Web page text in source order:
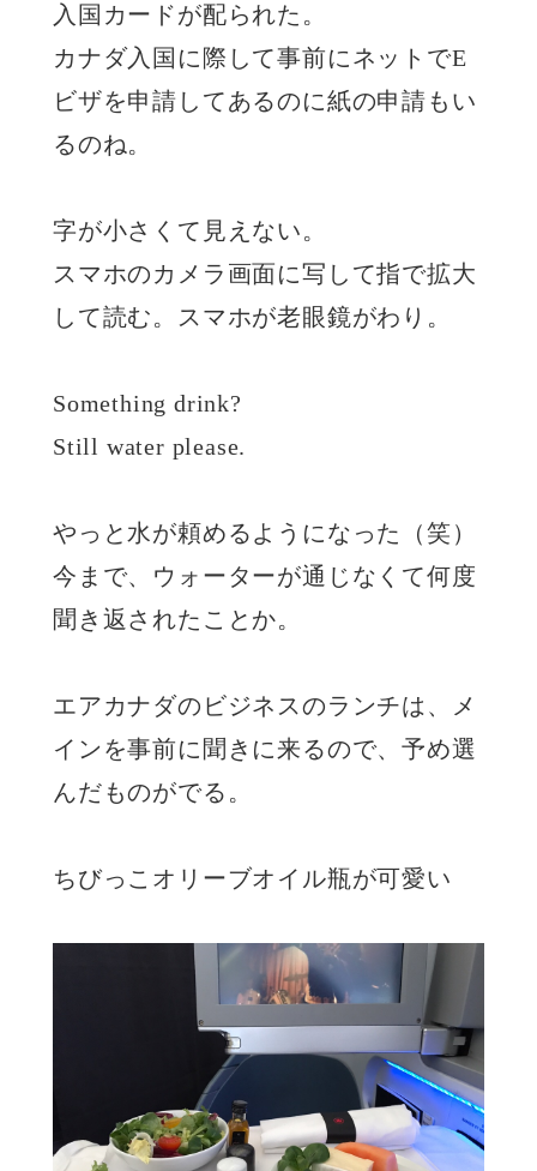
入国カードが配られた。
カナダ入国に際して事前にネットでE
ビザを申請してあるのに紙の申請もい
るのね。
字が小さくて見えない。
スマホのカメラ画面に写して指で拡大
して読む。スマホが老眼鏡がわり。
Something drink?
Still water please.
やっと水が頼めるようになった（笑）
今まで、ウォーターが通じなくて何度
聞き返されたことか。
エアカナダのビジネスのランチは、メ
インを事前に聞きに来るので、予め選
んだものがでる。
ちびっこオリーブオイル瓶が可愛い